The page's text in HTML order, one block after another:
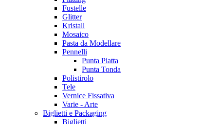
Fustelle
Glitter
Kristall
Mosaico
Pasta da Modellare
Pennelli
Punta Piatta
Punta Tonda
Polistirolo
Tele
Vernice Fissativa
Varie - Arte
Biglietti e Packaging
Biglietti